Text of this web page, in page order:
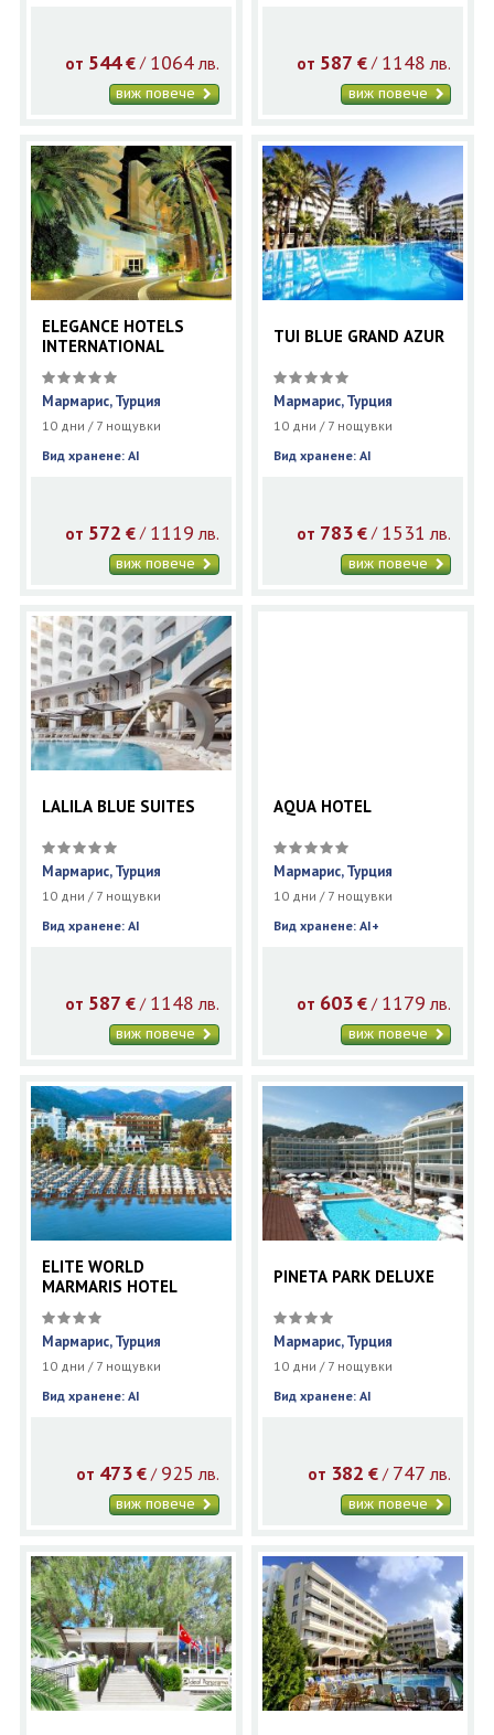
от 544 €/ 1064 лв.
виж повече
от 587 € / 1148 лв.
виж повече
ELEGANCE HOTELS
INTERNATIONAL
Мармарис, Турция
10 дни / 7 нощувки
Вид хранене: AI
от 572 €/ 1119 лв.
виж повече
TUI BLUE GRAND AZUR
Мармарис, Турция
10 дни / 7 нощувки
Вид хранене: AI
от 783 € / 1531 лв.
виж повече
LALILA BLUE SUITES
Мармарис, Турция
10 дни / 7 нощувки
Вид хранене: AI
от 587 €/ 1148 лв.
виж повече
AQUA HOTEL
Мармарис, Турция
10 дни / 7 нощувки
Вид хранене: AI+
от 603 € / 1179 лв.
виж повече
ELITE WORLD
MARMARIS HOTEL
Мармарис, Турция
10 дни / 7 нощувки
Вид хранене: AI
от 473 €/ 925 лв.
виж повече
PINETA PARK DELUXE
Мармарис, Турция
10 дни / 7 нощувки
Вид хранене: AI
от 382 € / 747 лв.
виж повече